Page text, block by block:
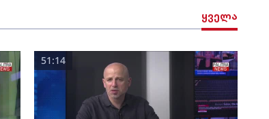
ყველა
51:14